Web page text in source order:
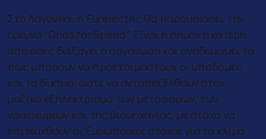
Στο Λαγονήσι η Eurelectric θα παρουσιάσει την
έρευνα “Grids for Speed”. Είναι η σημαντικότερη
από όσες διεξάγει η οργάνωση και αναδεικνύει το
πώς μπορούν να προετοιμαστούν οι υποδομές
και τα δίκτυα, ώστε να ανταπεξέλθουν στον
μαζικό εξηλεκτρισμό των μεταφορών, των
νοικοκυριών και της βιομηχανίας, με στόχο να
επιτευχθούν οι Ευρωπαϊκοί στόχοι για το κλίμα